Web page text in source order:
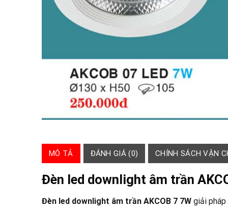
MÔ TẢ ĐÁNH GIÁ (0) CHÍNH SÁCH VẬN
Đèn led downlight âm trần
Đèn led downlight âm trần AKCOB 7 7W giải pháp